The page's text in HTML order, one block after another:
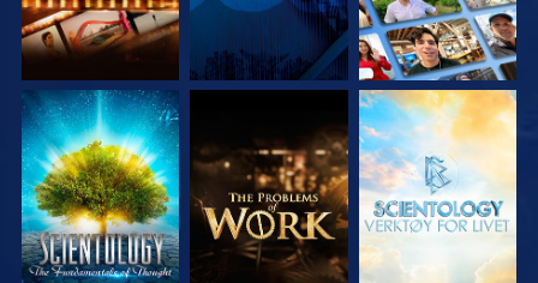
UTFORSK SERIEN UTFORSK SERIEN UTFORSK SERIEN